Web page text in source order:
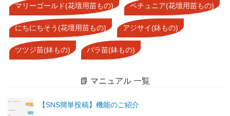
マリーゴールド(花壇用苗もの) ペチュニア(花壇用苗もの)
にちにちそう(花壇用苗もの) アジサイ(鉢もの)
ツツジ苗(鉢もの) バラ苗(鉢もの)
📗 マニュアル 一覧
【SNS簡単投稿】機能のご紹介